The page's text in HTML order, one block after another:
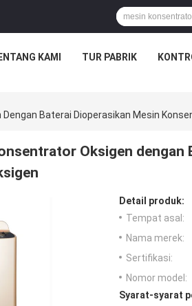
KAMI TUR PABRIK
Baterai Dioperasikan Mesin
Oksigen dengan
Detail produk:
Tempat asal:
Nama merek:
Sertifikasi:
Nomor model:
Syarat-syarat